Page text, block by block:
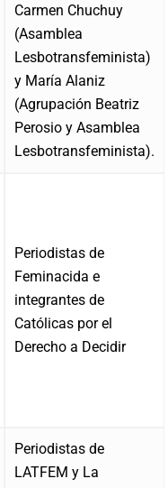
Carmen Chuchuy
(Asamblea
Lesbotransfeminista)
y María Alaniz
(Agrupación Beatriz
Perosio y Asamblea
Lesbotransfeminista).
Periodistas de
Feminacida e
integrantes de
Católicas por el
Derecho a Decidir
Periodistas de
LATFEM y La